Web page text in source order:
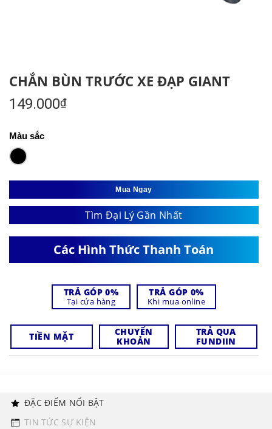
CHẮN BÙN TRƯỚC XE ĐẠP GIANT
149.000₫
Màu sắc
Mua Ngay
Tìm Đại Lý Gần Nhất
Các Hình Thức Thanh Toán
TRẢ GÓP 0%
Tại cửa hàng
TRẢ GÓP 0%
Khi mua online
TIỀN MẶT
CHUYỂN
KHOẢN
TRẢ QUA
FUNDIIN
ĐẶC ĐIỂM NỔI BẬT
TIN TỨC SỰ KIỆN